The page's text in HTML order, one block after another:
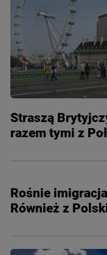
Straszą
razem tymi z
Rośnie
Również z